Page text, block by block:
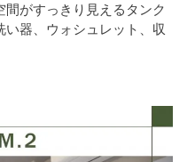
がすっきり見えるタンク
器、ウォシュレット、収